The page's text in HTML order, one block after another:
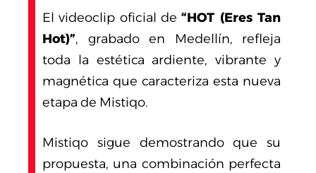
El videoclip oficial de“HOT (Eres Tan
Hot)”, grabado en Medellín, refleja
toda la estética ardiente, vibrante y
magnética que caracteriza esta nueva
etapa de Mistiqo.
Mistiqo sigue demostrando que su
propuesta, una combinación perfecta